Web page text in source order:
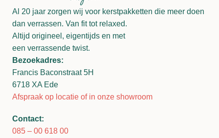
Al 20 jaar zorgen wij voor kerstpakketten die meer doen
dan verrassen. Van fit tot relaxed.
Altijd origineel, eigentijds en met
een verrassende twist.
Bezoekadres:
Francis Baconstraat 5H
6718 XA Ede
Afspraak op locatie of in onze showroom
Contact:
085 – 00 618 00